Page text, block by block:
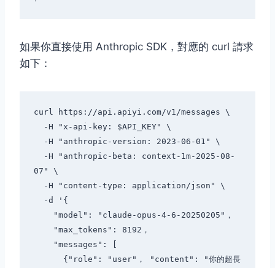
如果你直接使用 Anthropic SDK，對應的 curl 請求
如下：
curl https://api.apiyi.com/v1/messages \
07" \